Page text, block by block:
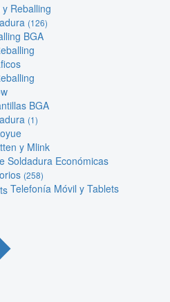
Reballing
(126)
BGA
BGA
(1)
y Mlink
Soldadura Económicas
(258)
Telefonía Móvil y Tablets